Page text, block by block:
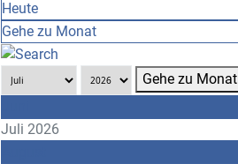
Heute
Gehe zu Monat
Gehe zu Monat
Juli 2026